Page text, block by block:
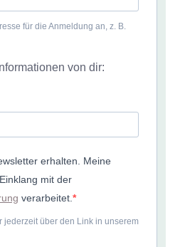
für die Anmeldung an, z. B.
von dir:
erhalten. Meine
mit der
verarbeitet.
jederzeit über den Link in unserem